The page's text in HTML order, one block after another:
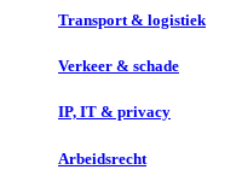
Transport & logistiek
Verkeer & schade
IP, IT & privacy
Arbeidsrecht